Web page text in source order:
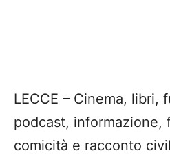
LECCE – Cinema, libri,
podcast, informazione,
comicità e racconto